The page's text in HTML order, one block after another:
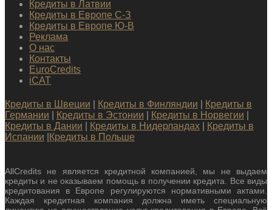
Кредиты в Латвии
Кредиты в Европе С-З
Кредиты в Европе Ю-В
Реклама
О нас
Контакты
EuroCredits
iCAT
Кредиты в Швеции Кредиты в Финляндии
Кредиты в
Германии
Кредиты в Эстонии Кредиты в Норвегии
Кредиты в Дании
Кредиты в Нидерландах
Кредиты в
Испании
Кредиты в Польше
AllCredits не является кредитной компанией, мы не выдаем
кредиты и не оказываем помощь в получении кредита. Все виды
кредитования в Европе регулируются нормативными актами.
Каждая кредитная компания должна иметь специальную